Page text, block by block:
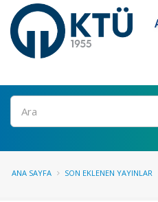
Ara
ANA SAYFA SON EKLENEN YAYINLAR